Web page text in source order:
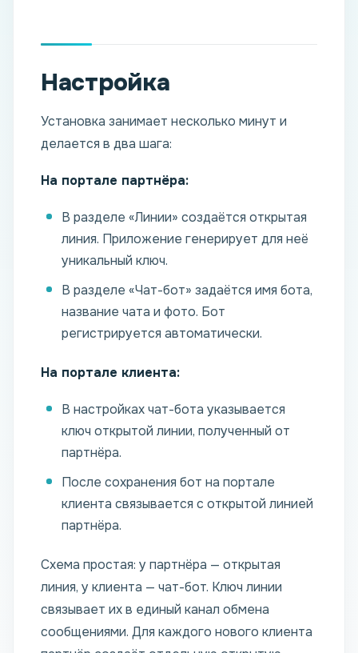
Настройка
Установка занимает несколько минут и
делается в два шага:
На портале партнёра:
В разделе «Линии» создаётся открытая
линия. Приложение генерирует для неё
уникальный ключ.
В разделе «Чат-бот» задаётся имя бота,
название чата и фото. Бот
регистрируется автоматически.
На портале клиента:
В настройках чат-бота указывается
ключ открытой линии, полученный от
партнёра.
После сохранения бот на портале
клиента связывается с открытой линией
партнёра.
Схема простая: у партнёра — открытая
линия, у клиента — чат-бот. Ключ линии
связывает их в единый канал обмена
сообщениями. Для каждого нового клиента